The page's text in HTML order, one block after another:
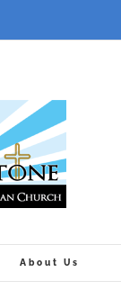
About Us